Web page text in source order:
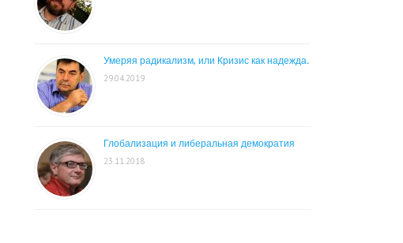
Умеряя радикализм, или Кризис как надежда.
29.04.2019
Глобализация и либеральная демократия
23.11.2018